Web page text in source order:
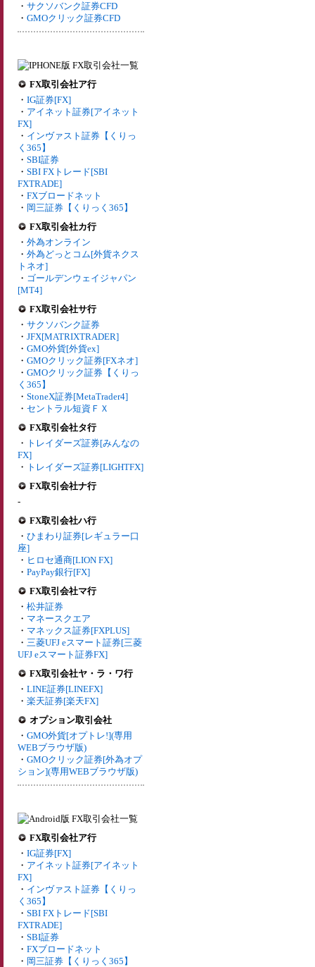
・ サクソバンク証券CFD
・ GMOクリック証券CFD
FX取引会社ア行
・ IG証券[FX]
・ アイネット証券[アイネット
FX]
・ インヴァスト証券【くりっ
く365】
・ SBI証券
・ SBI FXトレード[SBI
FXTRADE]
・ FXブロードネット
・ 岡三証券【くりっく365】
FX取引会社カ行
・ 外為オンライン
・ 外為どっとコム[外貨ネクス
トネオ]
・ ゴールデンウェイジャパン
[MT4]
FX取引会社サ行
・ サクソバンク証券
・ JFX[MATRIXTRADER]
・ GMO外貨[外貨ex]
・ GMOクリック証券[FXネオ]
・ GMOクリック証券【くりっ
く365】
・ StoneX証券[MetaTrader4]
・ セントラル短資ＦＸ
FX取引会社タ行
・ トレイダーズ証券[みんなの
FX]
・ トレイダーズ証券[LIGHTFX]
FX取引会社ナ行
-
FX取引会社ハ行
・ ひまわり証券[レギュラー口
座]
・ ヒロセ通商[LION FX]
・ PayPay銀行[FX]
FX取引会社マ行
・ 松井証券
・ マネースクエア
・ マネックス証券[FXPLUS]
・ 三菱UFJ eスマート証券[三菱
UFJ eスマート証券FX]
FX取引会社ヤ・ラ・ワ行
・ LINE証券[LINEFX]
・ 楽天証券[楽天FX]
オプション取引会社
・ GMO外貨[オプトレ!](専用
WEBブラウザ版)
・ GMOクリック証券[外為オプ
ション](専用WEBブラウザ版)
FX取引会社ア行
・ IG証券[FX]
・ アイネット証券[アイネット
FX]
・ インヴァスト証券【くりっ
く365】
・ SBI FXトレード[SBI
FXTRADE]
・ SBI証券
・ FXブロードネット
・ 岡三証券【くりっく365】